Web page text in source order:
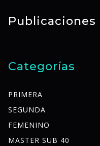
Publicaciones
Categorías
PRIMERA
SEGUNDA
FEMENINO
MASTER SUB 40